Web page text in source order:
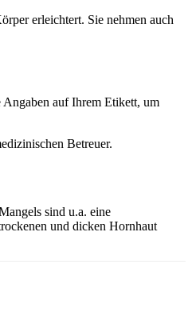
erleichtert. Sie nehmen auch
auf Ihrem Etikett, um
Betreuer.
sind u.a. eine
und dicken Hornhaut